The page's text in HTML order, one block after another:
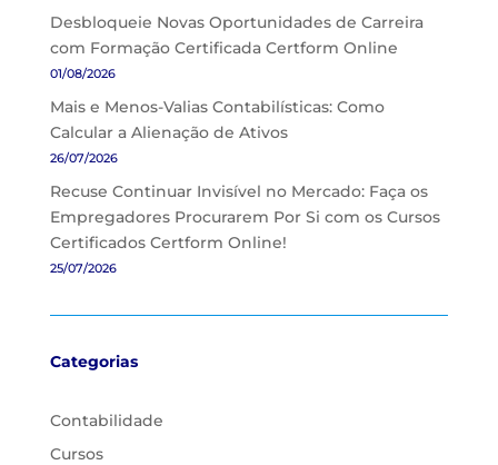
Desbloqueie Novas Oportunidades de Carreira
com Formação Certificada Certform Online
01/08/2026
Mais e Menos-Valias Contabilísticas: Como
Calcular a Alienação de Ativos
26/07/2026
Recuse Continuar Invisível no Mercado: Faça os
Empregadores Procurarem Por Si com os Cursos
Certificados Certform Online!
25/07/2026
Categorias
Contabilidade
Cursos